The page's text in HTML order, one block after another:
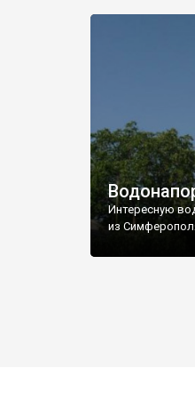
Интересную
из